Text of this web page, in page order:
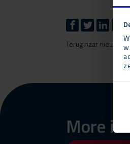
Terug naar nieuws
More